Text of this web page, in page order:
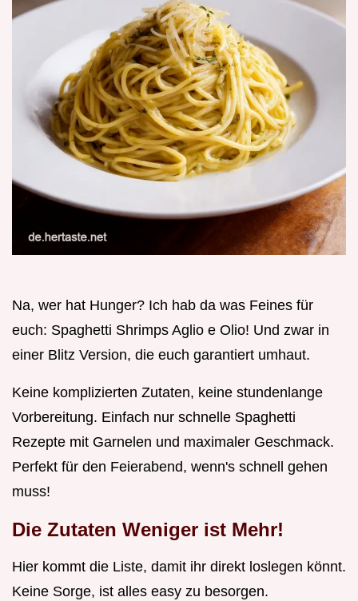
Na, wer hat Hunger? Ich hab da was Feines für
euch: Spaghetti Shrimps Aglio e Olio! Und zwar in
einer Blitz Version, die euch garantiert umhaut.
Keine komplizierten Zutaten, keine stundenlange
Vorbereitung. Einfach nur schnelle Spaghetti
Rezepte mit Garnelen und maximaler Geschmack.
Perfekt für den Feierabend, wenn's schnell gehen
muss!
Die Zutaten Weniger ist Mehr!
Hier kommt die Liste, damit ihr direkt loslegen könnt.
Keine Sorge, ist alles easy zu besorgen.